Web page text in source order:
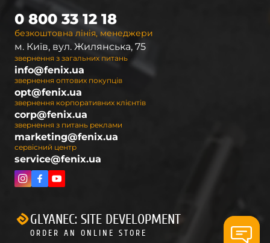
безкоштовна лінія, менеджери
0 800 33 12 18
м. Київ, вул. Жилянська, 75
звернення з загальних питань
info@fenix.ua
звернення оптових покупців
opt@fenix.ua
звернення корпоративних клієнтів
corp@fenix.ua
звернення з питань реклами
marketing@fenix.ua
сервісний центр
service@fenix.ua
GLYANEC: SITE DEVELOPMENT
ORDER AN ONLINE STORE